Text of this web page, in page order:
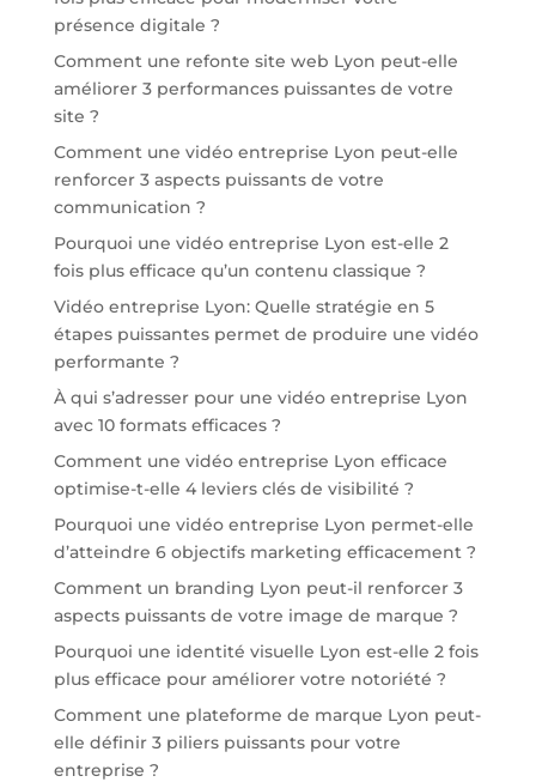
présence digitale ?
Comment une refonte site web Lyon peut-elle
améliorer 3 performances puissantes de votre
site ?
Comment une vidéo entreprise Lyon peut-elle
renforcer 3 aspects puissants de votre
communication ?
Pourquoi une vidéo entreprise Lyon est-elle 2
fois plus efficace qu’un contenu classique ?
Vidéo entreprise Lyon: Quelle stratégie en 5
étapes puissantes permet de produire une vidéo
performante ?
À qui s’adresser pour une vidéo entreprise Lyon
avec 10 formats efficaces ?
Comment une vidéo entreprise Lyon efficace
optimise-t-elle 4 leviers clés de visibilité ?
Pourquoi une vidéo entreprise Lyon permet-elle
d’atteindre 6 objectifs marketing efficacement ?
Comment un branding Lyon peut-il renforcer 3
aspects puissants de votre image de marque ?
Pourquoi une identité visuelle Lyon est-elle 2 fois
plus efficace pour améliorer votre notoriété ?
Comment une plateforme de marque Lyon peut-
elle définir 3 piliers puissants pour votre
entreprise ?